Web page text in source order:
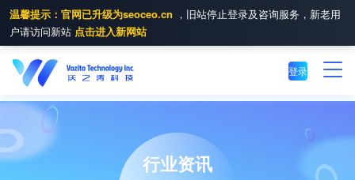
温馨提示：官网已升级为seoceo.cn ，旧站停止登录及咨询服务，新老用
户请访问新站 点击进入新网站
登录
行业资讯